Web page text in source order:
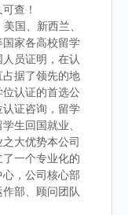
查！
国、新西兰、
家各高校留学
员证明，在认
据了领先的地
认证的首选公
证咨询，留学
生回国就业、
大优势本公司
一个专业化的
，公司核心部
部、顾问团队